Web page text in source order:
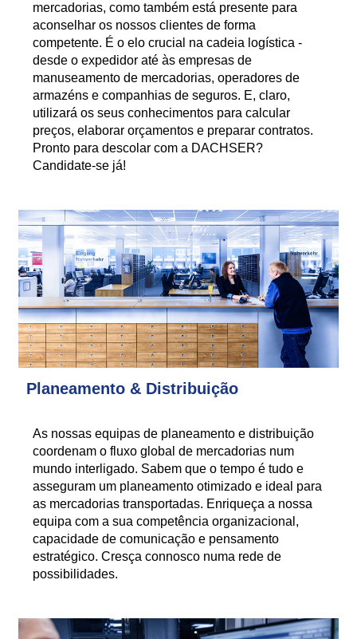
mercadorias, como também está presente para
aconselhar os nossos clientes de forma
competente. É o elo crucial na cadeia logística -
desde o expedidor até às empresas de
manuseamento de mercadorias, operadores de
armazéns e companhias de seguros. E, claro,
utilizará os seus conhecimentos para calcular
preços, elaborar orçamentos e preparar contratos.
Pronto para descolar com a DACHSER?
Candidate-se já!
Planeamento & Distribuição
As nossas equipas de planeamento e distribuição
coordenam o fluxo global de mercadorias num
mundo interligado. Sabem que o tempo é tudo e
asseguram um planeamento otimizado e ideal para
as mercadorias transportadas. Enriqueça a nossa
equipa com a sua competência organizacional,
capacidade de comunicação e pensamento
estratégico. Cresça connosco numa rede de
possibilidades.